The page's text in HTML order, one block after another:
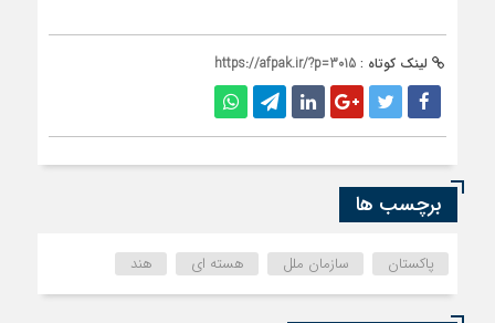
لینک کوتاه : https://afpak.ir/?p=3015
برچسب ها
پاکستان سازمان ملل هسته ای هند